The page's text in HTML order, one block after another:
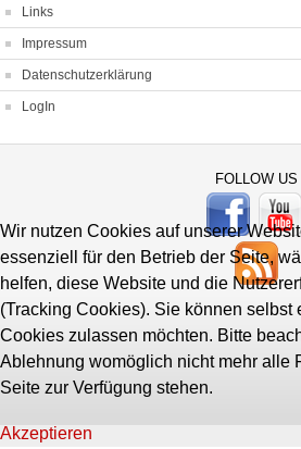
Links
Impressum
Datenschutzerklärung
LogIn
FOLLOW US
Wir nutzen Cookies auf unserer
essenziell für den Betrieb der Seite,
helfen, diese Website und die
(Tracking Cookies). Sie können selbst
Cookies zulassen möchten. Bitte
Ablehnung womöglich nicht mehr alle
Seite zur Verfügung stehen.
Akzeptieren